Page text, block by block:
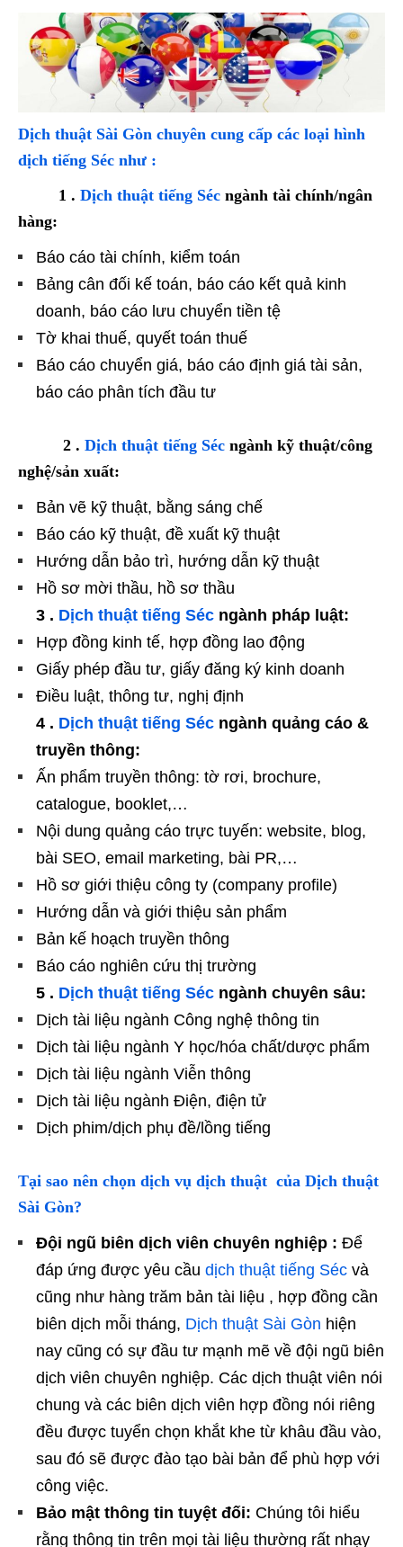
Dịch thuật Sài Gòn chuyên cung cấp các loại hình
dịch tiếng Séc như :
1 . Dịch thuật tiếng Séc ngành tài chính/ngân
hàng:
Báo cáo tài chính, kiểm toán
Bảng cân đối kế toán, báo cáo kết quả kinh
doanh, báo cáo lưu chuyển tiền tệ
Tờ khai thuế, quyết toán thuế
Báo cáo chuyển giá, báo cáo định giá tài sản,
báo cáo phân tích đầu tư
2 . Dịch thuật tiếng Séc ngành kỹ thuật/công
nghệ/sản xuất:
Bản vẽ kỹ thuật, bằng sáng chế
Báo cáo kỹ thuật, đề xuất kỹ thuật
Hướng dẫn bảo trì, hướng dẫn kỹ thuật
Hồ sơ mời thầu, hồ sơ thầu
3 . Dịch thuật tiếng Séc ngành pháp luật:
Hợp đồng kinh tế, hợp đồng lao động
Giấy phép đầu tư, giấy đăng ký kinh doanh
Điều luật, thông tư, nghị định
4 . Dịch thuật tiếng Séc ngành quảng cáo &
truyền thông:
Ấn phẩm truyền thông: tờ rơi, brochure,
catalogue, booklet,…
Nội dung quảng cáo trực tuyến: website, blog,
bài SEO, email marketing, bài PR,…
Hồ sơ giới thiệu công ty (company profile)
Hướng dẫn và giới thiệu sản phẩm
Bản kế hoạch truyền thông
Báo cáo nghiên cứu thị trường
5 . Dịch thuật tiếng Séc ngành chuyên sâu:
Dịch tài liệu ngành Công nghệ thông tin
Dịch tài liệu ngành Y học/hóa chất/dược phẩm
Dịch tài liệu ngành Viễn thông
Dịch tài liệu ngành Điện, điện tử
Dịch phim/dịch phụ đề/lồng tiếng
Tại sao nên chọn dịch vụ dịch thuật của Dịch thuật
Sài Gòn?
Đội ngũ biên dịch viên chuyên nghiệp : Để
đáp ứng được yêu cầu dịch thuật tiếng Séc và
cũng như hàng trăm bản tài liệu , hợp đồng cần
biên dịch mỗi tháng, Dịch thuật Sài Gòn hiện
nay cũng có sự đầu tư mạnh mẽ về đội ngũ biên
dịch viên chuyên nghiệp. Các dịch thuật viên nói
chung và các biên dịch viên hợp đồng nói riêng
đều được tuyển chọn khắt khe từ khâu đầu vào,
sau đó sẽ được đào tạo bài bản để phù hợp với
công việc.
Bảo mật thông tin tuyệt đối: Chúng tôi hiểu
rằng thông tin trên mọi tài liệu thường rất nhạy